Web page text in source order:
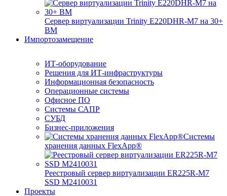
Сервер виртуализации Trinity E220DHR-M7 на 30+
ВМ
Импортозамещение
ИТ-оборудование
Решения для ИТ-инфраструктуры
Информационная безопасность
Операционные системы
Офисное ПО
Системы САПР
СУБД
Бизнес-приложения
Системы
хранения данных FlexApp®
Реестровый сервер виртуализации ER225R-M7
SSD М2410031
Проекты